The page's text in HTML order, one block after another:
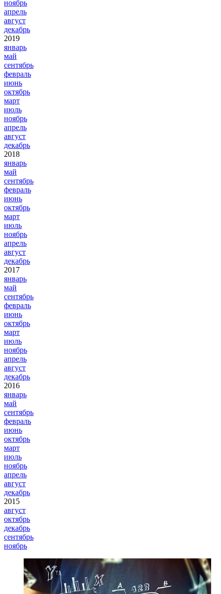
ноябрь
апрель
август
декабрь
2019
январь
май
сентябрь
февраль
июнь
октябрь
март
июль
ноябрь
апрель
август
декабрь
2018
январь
май
сентябрь
февраль
июнь
октябрь
март
июль
ноябрь
апрель
август
декабрь
2017
январь
май
сентябрь
февраль
июнь
октябрь
март
июль
ноябрь
апрель
август
декабрь
2016
январь
май
сентябрь
февраль
июнь
октябрь
март
июль
ноябрь
апрель
август
декабрь
2015
август
октябрь
декабрь
сентябрь
ноябрь